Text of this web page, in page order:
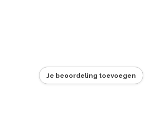
Je beoordeling toevoegen